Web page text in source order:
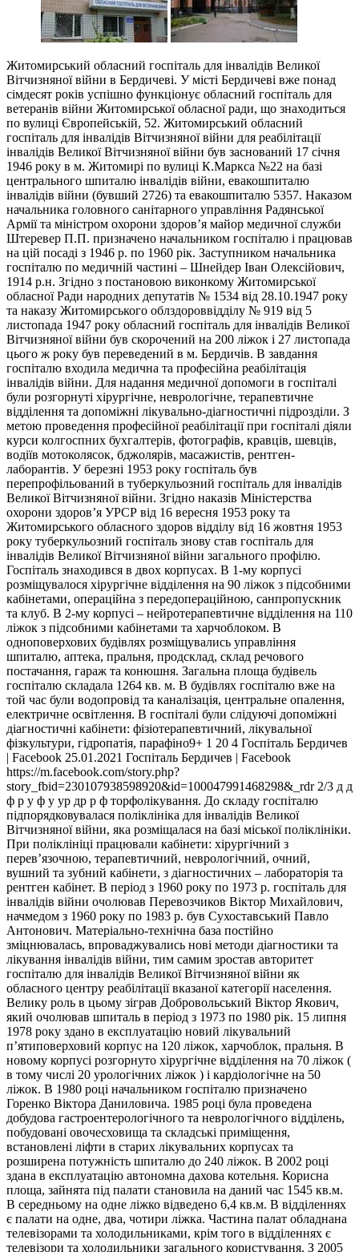
Житомирський обласний госпіталь для інвалідів Великої
Вітчизняної війни в Бердичеві. У місті Бердичеві вже понад
сімдесят років успішно функціонує обласний госпіталь для
ветеранів війни Житомирської обласної ради, що знаходиться
по вулиці Європейській, 52. Житомирський обласний
госпіталь для інвалідів Вітчизняної війни для реабілітації
інвалідів Великої Вітчизняної війни був заснований 17 січня
1946 року в м. Житомирі по вулиці К.Маркса №22 на базі
центрального шпиталю інвалідів війни, евакошпиталю
інвалідів війни (бувший 2726) та евакошпиталю 5357. Наказом
начальника головного санітарного управління Радянської
Армії та міністром охорони здоров’я майор медичної служби
Штеревер П.П. призначено начальником госпіталю і працював
на цій посаді з 1946 р. по 1960 рік. Заступником начальника
госпіталю по медичній частині – Шнейдер Іван Олексійович,
1914 р.н. Згідно з постановою виконкому Житомирської
обласної Ради народних депутатів № 1534 від 28.10.1947 року
та наказу Житомирського облздороввідділу № 919 від 5
листопада 1947 року обласний госпіталь для інвалідів Великої
Вітчизняної війни був скорочений на 200 ліжок і 27 листопада
цього ж року був переведений в м. Бердичів. В завдання
госпіталю входила медична та професійна реабілітація
інвалідів війни. Для надання медичної допомоги в госпіталі
були розгорнуті хірургічне, неврологічне, терапевтичне
відділення та допоміжні лікувально-діагностичні підрозділи. З
метою проведення професійної реабілітації при госпіталі діяли
курси колгоспних бухгалтерів, фотографів, кравців, шевців,
водіїв мотоколясок, бджолярів, масажистів, рентген-
лаборантів. У березні 1953 року госпіталь був
перепрофільований в туберкульозний госпіталь для інвалідів
Великої Вітчизняної війни. Згідно наказів Міністерства
охорони здоров’я УРСР від 16 вересня 1953 року та
Житомирського обласного здоров відділу від 16 жовтня 1953
року туберкульозний госпіталь знову став госпіталь для
інвалідів Великої Вітчизняної війни загального профілю.
Госпіталь знаходився в двох корпусах. В 1-му корпусі
розміщувалося хірургічне відділення на 90 ліжок з підсобними
кабінетами, операційна з передопераційною, санпропускник
та клуб. В 2-му корпусі – нейротерапевтичне відділення на 110
ліжок з підсобними кабінетами та харчоблоком. В
одноповерхових будівлях розміщувались управління
шпиталю, аптека, пральня, продсклад, склад речового
постачання, гараж та конюшня. Загальна площа будівель
госпіталю складала 1264 кв. м. В будівлях госпіталю вже на
той час були водопровід та каналізація, центральне опалення,
електричне освітлення. В госпіталі були слідуючі допоміжні
діагностичні кабінети: фізіотерапевтичний, лікувальної
фізкультури, гідропатія, парафіно9+ 1 20 4 Госпіталь Бердичев
| Facebook 25.01.2021 Госпіталь Бердичев | Facebook
https://m.facebook.com/story.php?
story_fbid=230107938598920&id=100047991468298&_rdr 2/3 д д
ф р у ф у ур др р ф торфолікування. До складу госпіталю
підпорядковувалася поліклініка для інвалідів Великої
Вітчизняної війни, яка розміщалася на базі міської поліклініки.
При поліклініці працювали кабінети: хірургічний з
перев’язочною, терапевтичний, неврологічний, очний,
вушний та зубний кабінети, з діагностичних – лабораторія та
рентген кабінет. В період з 1960 року по 1973 р. госпіталь для
інвалідів війни очолював Перевозчиков Віктор Михайлович,
начмедом з 1960 року по 1983 р. був Сухоставський Павло
Антонович. Матеріально-технічна база постійно
зміцнювалась, впроваджувались нові методи діагностики та
лікування інвалідів війни, тим самим зростав авторитет
госпіталю для інвалідів Великої Вітчизняної війни як
обласного центру реабілітації вказаної категорії населення.
Велику роль в цьому зіграв Добровольський Віктор Якович,
який очолював шпиталь в період з 1973 по 1980 рік. 15 липня
1978 року здано в експлуатацію новий лікувальний
п’ятиповерховий корпус на 120 ліжок, харчоблок, пральня. В
новому корпусі розгорнуто хірургічне відділення на 70 ліжок (
в тому числі 20 урологічних ліжок ) і кардіологічне на 50
ліжок. В 1980 році начальником госпіталю призначено
Горенко Віктора Даниловича. 1985 році була проведена
добудова гастроентерологічного та неврологічного відділень,
побудовані овочесховища та складські приміщення,
встановлені ліфти в старих лікувальних корпусах та
розширена потужність шпиталю до 240 ліжок. В 2002 році
здана в експлуатацію автономна дахова котельня. Корисна
площа, зайнята під палати становила на даний час 1545 кв.м.
В середньому на одне ліжко відведено 6,4 кв.м. В відділеннях
є палати на одне, два, чотири ліжка. Частина палат обладнана
телевізорами та холодильниками, крім того в відділеннях є
телевізори та холодильники загального користування. З 2005